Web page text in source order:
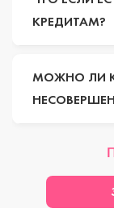
КРЕДИТАМ?
МОЖНО ЛИ